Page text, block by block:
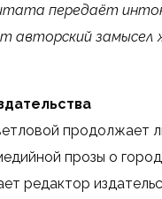
передаёт
авторский замысел
продолжает
прозы о
редактор